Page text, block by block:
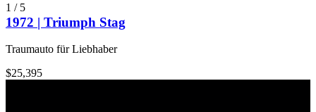
1 / 5
1972 | Triumph Stag
Traumauto für Liebhaber
$25,395